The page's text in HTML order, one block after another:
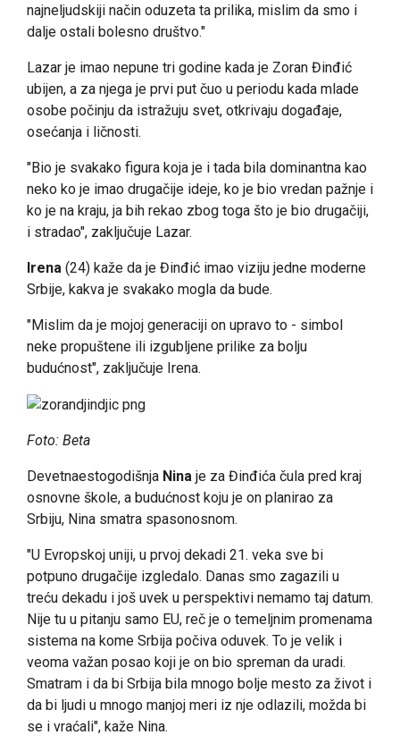
najneljudskiji način oduzeta ta prilika, mislim da smo i
dalje ostali bolesno društvo."
Lazar je imao nepune tri godine kada je Zoran Đinđić
ubijen, a za njega je prvi put čuo u periodu kada mlade
osobe počinju da istražuju svet, otkrivaju događaje,
osećanja i ličnosti.
"Bio je svakako figura koja je i tada bila dominantna kao
neko ko je imao drugačije ideje, ko je bio vredan pažnje i
ko je na kraju, ja bih rekao zbog toga što je bio drugačiji,
i stradao", zaključuje Lazar.
Irena (24) kaže da je Đinđić imao viziju jedne moderne
Srbije, kakva je svakako mogla da bude.
"Mislim da je mojoj generaciji on upravo to - simbol
neke propuštene ili izgubljene prilike za bolju
budućnost", zaključuje Irena.
Foto: Beta
Devetnaestogodišnja Nina je za Đinđića čula pred kraj
osnovne škole, a budućnost koju je on planirao za
Srbiju, Nina smatra spasonosnom.
"U Evropskoj uniji, u prvoj dekadi 21. veka sve bi
potpuno drugačije izgledalo. Danas smo zagazili u
treću dekadu i još uvek u perspektivi nemamo taj datum.
Nije tu u pitanju samo EU, reč je o temeljnim promenama
sistema na kome Srbija počiva oduvek. To je velik i
veoma važan posao koji je on bio spreman da uradi.
Smatram i da bi Srbija bila mnogo bolje mesto za život i
da bi ljudi u mnogo manjoj meri iz nje odlazili, možda bi
se i vraćali", kaže Nina.